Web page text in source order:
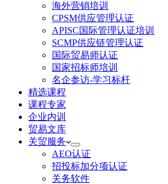
海外营销培训
CPSM供应管理认证
APISC国际管理认证培训
SCMP供应链管理认证
国际贸易师认证
国家招标师培训
名企参访-学习标杆
精选课程
课程专家
企业内训
贸易文库
关贸服务
AEO认证
招投标加分项认证
关务软件